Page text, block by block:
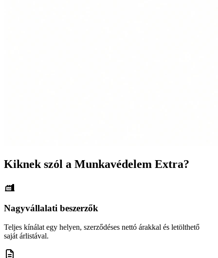
Kiknek szól a Munkavédelem Extra?
Nagyvállalati beszerzők
Teljes kínálat egy helyen, szerződéses nettó árakkal és letölthető
saját árlistával.